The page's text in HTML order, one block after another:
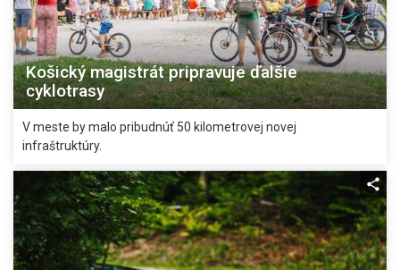
Košický magistrát pripravuje ďalšie
cyklotrasy
V meste by malo pribudnúť 50 kilometrovej novej
infraštruktúry.